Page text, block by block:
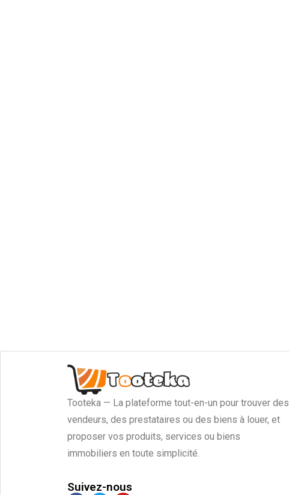
Tooteka — La plateforme tout-en-un pour trouver des
vendeurs, des prestataires ou des biens à louer, et
proposer vos produits, services ou biens
immobiliers en toute simplicité.
Suivez-nous